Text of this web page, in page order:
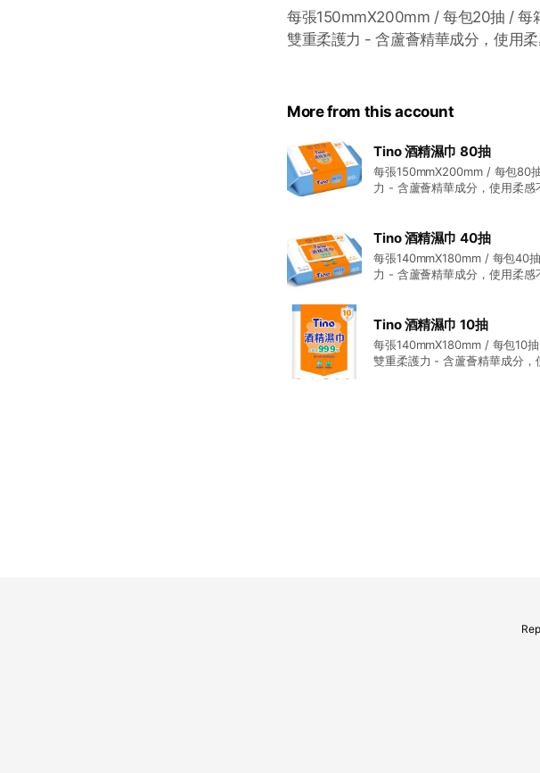
每張150mmX200mm / 每包20抽 / 每
雙重柔護力 - 含蘆薈精華成分，使用
More from this account
Tino 酒精濕巾 80抽
每張150mmX200mm / 每包80
力 - 含蘆薈精華成分，使用柔
Tino 酒精濕巾 40抽
每張140mmX180mm / 每包40
力 - 含蘆薈精華成分，使用柔
Tino 酒精濕巾 10抽
每張140mmX180mm / 每包10
雙重柔護力 - 含蘆薈精華成分